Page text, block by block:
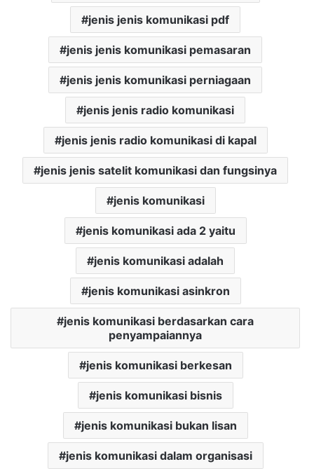
jenis jenis komunikasi pdf
jenis jenis komunikasi pemasaran
jenis jenis komunikasi perniagaan
jenis jenis radio komunikasi
jenis jenis radio komunikasi di kapal
jenis jenis satelit komunikasi dan fungsinya
jenis komunikasi
jenis komunikasi ada 2 yaitu
jenis komunikasi adalah
jenis komunikasi asinkron
jenis komunikasi berdasarkan cara
penyampaiannya
jenis komunikasi berkesan
jenis komunikasi bisnis
jenis komunikasi bukan lisan
jenis komunikasi dalam organisasi